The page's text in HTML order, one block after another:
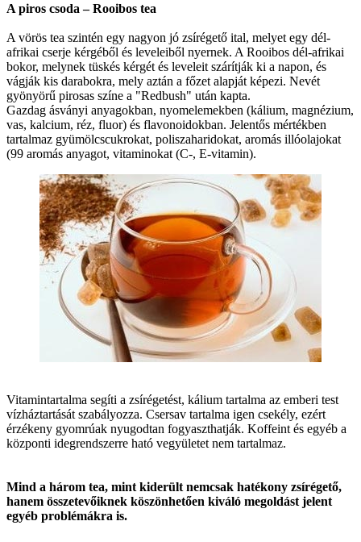
A piros csoda – Rooibos tea
A vörös tea szintén egy nagyon jó zsírégető ital, melyet egy dél-
afrikai cserje kérgéből és leveleiből nyernek. A Rooibos dél-afrikai
bokor, melynek tüskés kérgét és leveleit szárítják ki a napon, és
vágják kis darabokra, mely aztán a főzet alapját képezi. Nevét
gyönyörű pirosas színe a "Redbush" után kapta.
Gazdag ásványi anyagokban, nyomelemekben (kálium, magnézium,
vas, kalcium, réz, fluor) és flavonoidokban. Jelentős mértékben
tartalmaz gyümölcscukrokat, poliszaharidokat, aromás illóolajokat
(99 aromás anyagot, vitaminokat (C-, E-vitamin).
Vitamintartalma segíti a zsírégetést, kálium tartalma az emberi test
vízháztartását szabályozza. Csersav tartalma igen csekély, ezért
érzékeny gyomrúak nyugodtan fogyaszthatják. Koffeint és egyéb a
központi idegrendszerre ható vegyületet nem tartalmaz.
Mind a három tea, mint kiderült nemcsak hatékony zsírégető,
hanem összetevőiknek köszönhetően kiváló megoldást jelent
egyéb problémákra is.